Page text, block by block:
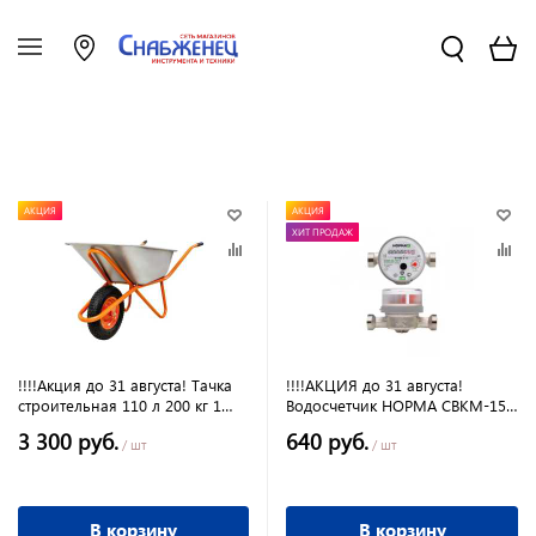
АКЦИЯ
!!!!Акция до 31 августа! Тачка
строительная 110 л 200 кг 1
16"4,00*8 12 мм
3 300 руб. / шт
В корзину
АКЦИЯ
ХИТ ПРОДАЖ
!!!!АКЦИЯ до 31 августа!
Водосчетчик НОРМА СВКМ-15У
без комплекта присоединения)
640 руб. / шт
В корзину